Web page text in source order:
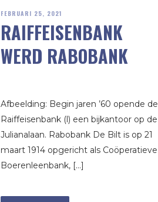
FEBRUARI 25, 2021
RAIFFEISENBANK
WERD RABOBANK
Afbeelding: Begin jaren ’60 opende de
Raiffeisenbank (l) een bijkantoor op de
Julianalaan. Rabobank De Bilt is op 21
maart 1914 opgericht als Coöperatieve
Boerenleenbank, […]